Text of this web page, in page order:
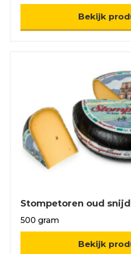
Bekijk
Stompetoren oud
500 gram
Bekijk